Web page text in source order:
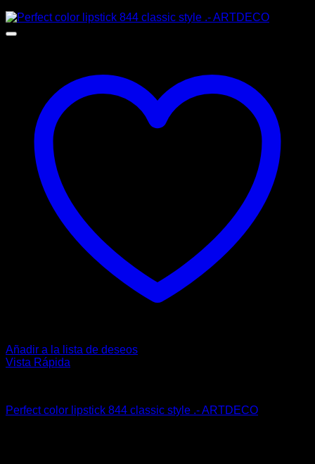
Añadir a la lista de deseos
Vista Rápida
Perfect color lipstick 844 classic style .- ARTDECO